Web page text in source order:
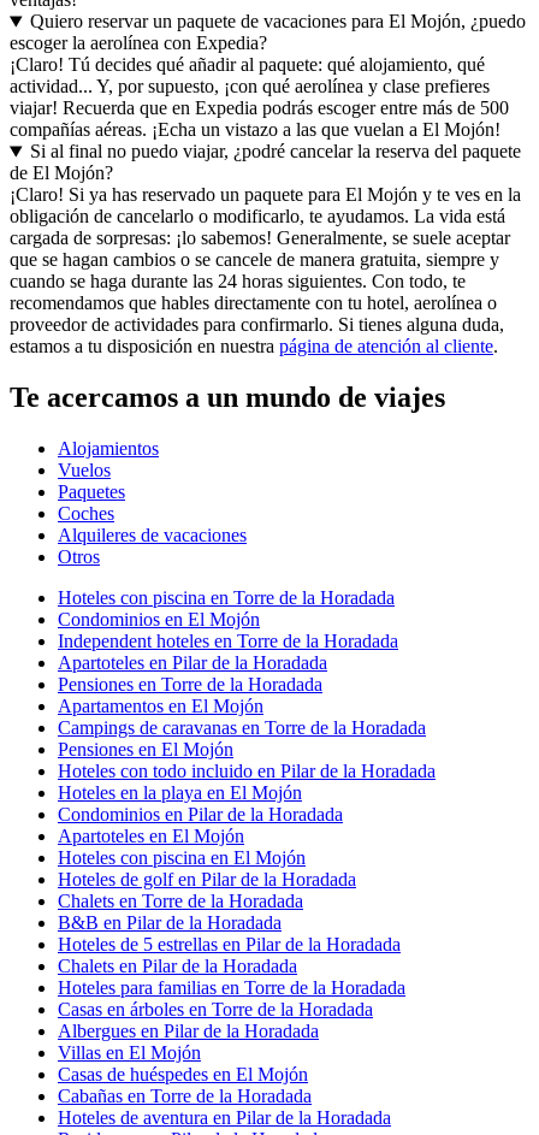
Quiero reservar un paquete de vacaciones para El Mojón, ¿puedo
escoger la aerolínea con Expedia?
¡Claro! Tú decides qué añadir al paquete: qué alojamiento, qué
actividad... Y, por supuesto, ¡con qué aerolínea y clase prefieres
viajar! Recuerda que en Expedia podrás escoger entre más de 500
compañías aéreas. ¡Echa un vistazo a las que vuelan a El Mojón!
Si al final no puedo viajar, ¿podré cancelar la reserva del paquete
de El Mojón?
¡Claro! Si ya has reservado un paquete para El Mojón y te ves en la
obligación de cancelarlo o modificarlo, te ayudamos. La vida está
cargada de sorpresas: ¡lo sabemos! Generalmente, se suele aceptar
que se hagan cambios o se cancele de manera gratuita, siempre y
cuando se haga durante las 24 horas siguientes. Con todo, te
recomendamos que hables directamente con tu hotel, aerolínea o
proveedor de actividades para confirmarlo. Si tienes alguna duda,
estamos a tu disposición en nuestra página de atención al cliente.
Te acercamos a un mundo de viajes
Alojamientos
Vuelos
Paquetes
Coches
Alquileres de vacaciones
Otros
Hoteles con piscina en Torre de la Horadada
Condominios en El Mojón
Independent hoteles en Torre de la Horadada
Apartoteles en Pilar de la Horadada
Pensiones en Torre de la Horadada
Apartamentos en El Mojón
Campings de caravanas en Torre de la Horadada
Pensiones en El Mojón
Hoteles con todo incluido en Pilar de la Horadada
Hoteles en la playa en El Mojón
Condominios en Pilar de la Horadada
Apartoteles en El Mojón
Hoteles con piscina en El Mojón
Hoteles de golf en Pilar de la Horadada
Chalets en Torre de la Horadada
B&B en Pilar de la Horadada
Hoteles de 5 estrellas en Pilar de la Horadada
Chalets en Pilar de la Horadada
Hoteles para familias en Torre de la Horadada
Casas en árboles en Torre de la Horadada
Albergues en Pilar de la Horadada
Villas en El Mojón
Casas de huéspedes en El Mojón
Cabañas en Torre de la Horadada
Hoteles de aventura en Pilar de la Horadada